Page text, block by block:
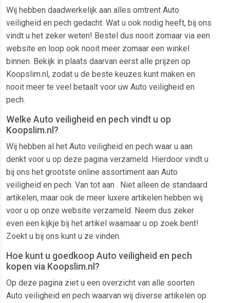
Wij hebben daadwerkelijk aan alles omtrent Auto
veiligheid en pech gedacht. Wat u ook nodig heeft, bij ons
vindt u het zeker weten! Bestel dus nooit zomaar via een
website en loop ook nooit meer zomaar een winkel
binnen. Bekijk in plaats daarvan eerst alle prijzen op
Koopslim.nl, zodat u de beste keuzes kunt maken en
nooit meer te veel betaalt voor uw Auto veiligheid en
pech.
Welke Auto veiligheid en pech vindt u op
Koopslim.nl?
Wij hebben al het Auto veiligheid en pech waar u aan
denkt voor u op deze pagina verzameld. Hierdoor vindt u
bij ons het grootste online assortiment aan Auto
veiligheid en pech. Van tot aan . Niet alleen de standaard
artikelen, maar ook de meer luxere artikelen hebben wij
voor u op onze website verzameld. Neem dus zeker
even een kijkje bij het artikel waarnaar u op zoek bent!
Zoekt u bij ons kunt u ze vinden.
Hoe kunt u goedkoop Auto veiligheid en pech
kopen via Koopslim.nl?
Op deze pagina ziet u een overzicht van alle soorten
Auto veiligheid en pech waarvan wij diverse artikelen op